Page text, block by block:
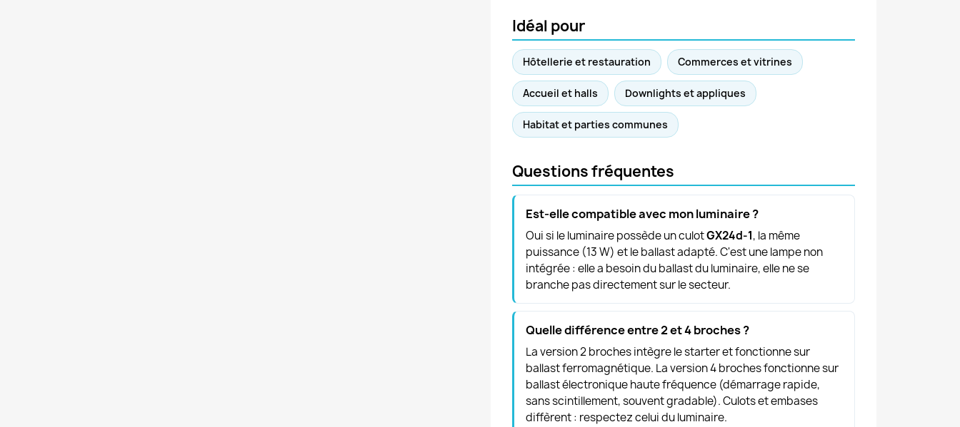
Idéal pour
Hôtellerie et restauration Commerces et vitrines
Accueil et halls Downlights et appliques
Habitat et parties communes
Questions fréquentes
Est-elle compatible avec mon luminaire ?
Oui si le luminaire possède un culotGX24d-1, la même
puissance (13 W) et le ballast adapté. C'est une lampe non
intégrée : elle a besoin du ballast du luminaire, elle ne se
branche pas directement sur le secteur.
Quelle différence entre 2 et 4 broches ?
La version 2 broches intègre le starter et fonctionne sur
ballast ferromagnétique. La version 4 broches fonctionne sur
ballast électronique haute fréquence (démarrage rapide,
sans scintillement, souvent gradable). Culots et embases
diffèrent : respectez celui du luminaire.